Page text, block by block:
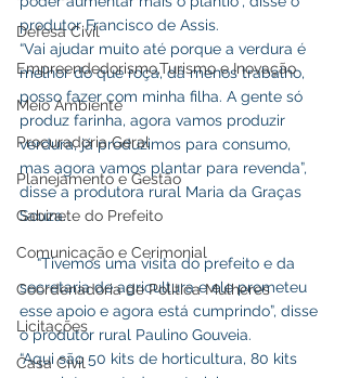
Defesa Civil
Empreendedorismo,Turismo e Inovação
Meio Ambiente
Procuradoria Geral
Planejamento e Gestão
Gabinete do Prefeito
Comunicação e Cerimonial
Coordenadoria de Politica Mulheres
Licitações
Casa Civil
produtor Francisco de Assis.
“Vai ajudar muito até porque a verdura é
melhor do que roça, dá menos trabalho,
posso fazer com minha filha. A gente só
produz farinha, agora vamos produzir
verdura, já produzimos para consumo,
mas agora vamos plantar para revenda”,
disse a produtora rural Maria da Graças
Souza.
    “Tivemos uma visita do prefeito e da
secretaria de agricultura e ele prometeu
esse apoio e agora está cumprindo”, disse
o produtor rural Paulino Gouveia.
“Aqui são 50 kits de horticultura, 80 kits